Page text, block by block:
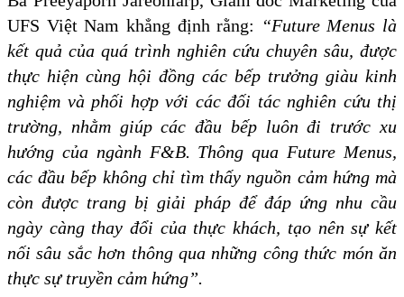
UFS Việt Nam khẳng định rằng: “Future Menus là
kết quả của quá trình nghiên cứu chuyên sâu, được
thực hiện cùng hội đồng các bếp trưởng giàu kinh
nghiệm và phối hợp với các đối tác nghiên cứu thị
trường, nhằm giúp các đầu bếp luôn đi trước xu
hướng của ngành F&B. Thông qua Future Menus,
các đầu bếp không chỉ tìm thấy nguồn cảm hứng mà
còn được trang bị giải pháp để đáp ứng nhu cầu
ngày càng thay đổi của thực khách, tạo nên sự kết
nối sâu sắc hơn thông qua những công thức món ăn
thực sự truyền cảm hứng”.